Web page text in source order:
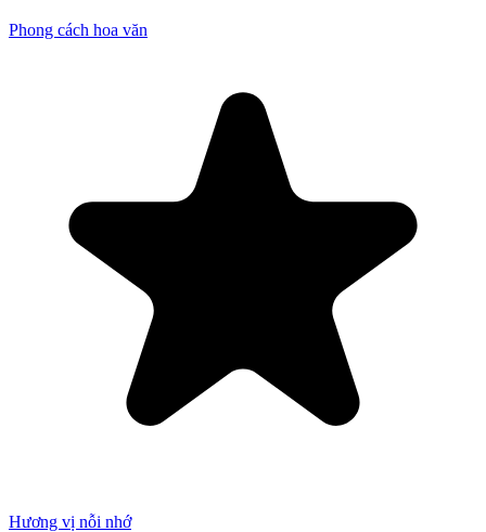
Phong cách hoa văn
Hương vị nỗi nhớ